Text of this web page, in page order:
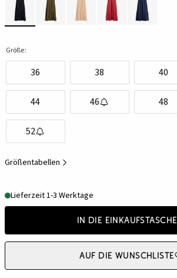
Größe:
36 38 40
44 46 48
52
Größentabellen
Lieferzeit 1-3 Werktage
In die Einkaufstasche
Auf die Wunschliste